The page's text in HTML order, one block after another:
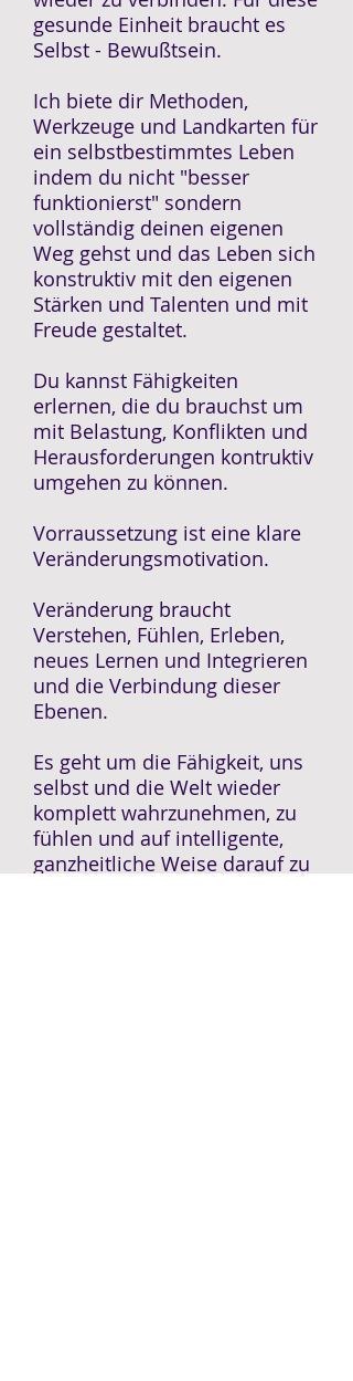
gesunde Einheit braucht es
Selbst - Bewußtsein.
Ich biete dir Methoden,
Werkzeuge und Landkarten für
ein selbstbestimmtes Leben
indem du nicht "besser
funktionierst" sondern
vollständig deinen eigenen
Weg gehst und das Leben sich
konstruktiv mit den eigenen
Stärken und Talenten und mit
Freude gestaltet.
Du kannst Fähigkeiten
erlernen, die du brauchst um
mit Belastung, Konflikten und
Herausforderungen kontruktiv
umgehen zu können.
Vorraussetzung ist eine klare
Veränderungsmotivation.
Veränderung braucht
Verstehen, Fühlen, Erleben,
neues Lernen und Integrieren
und die Verbindung dieser
Ebenen.
Es geht um die Fähigkeit, uns
selbst und die Welt wieder
komplett wahrzunehmen, zu
fühlen und auf intelligente,
ganzheitliche Weise darauf zu